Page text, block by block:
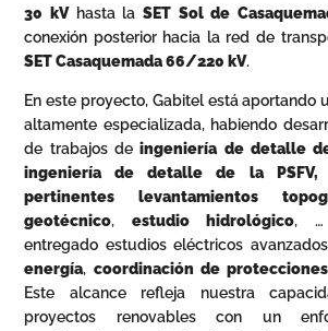
30 kVhasta la SET Sol de
conexión posterior hacia la red de
SET Casaquemada 66/220 kV.
En este proyecto, Gabitel está aportando
altamente especializada, habiendo
de trabajos deingeniería de detalle
ingeniería de detalle de la PSFV,
pertinentes levantamientos
geotécnico, estudio hidrológico, …
entregado estudios eléctricos
energía, coordinación de protecciones
Este alcance refleja nuestra
proyectos renovables con un